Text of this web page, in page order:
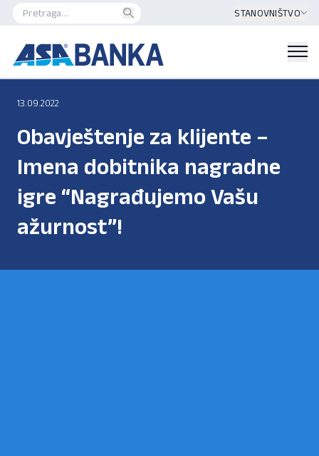
STANOVNIŠTVO
13.09.2022
Obavještenje za klijente –
Imena dobitnika nagradne
igre “Nagrađujemo Vašu
ažurnost”!